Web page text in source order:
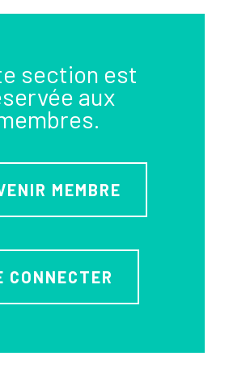
section est
aux
MEMBRE
CONNECTER